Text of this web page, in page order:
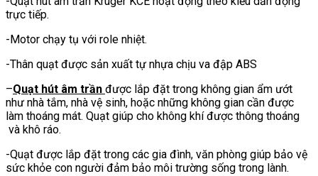
trực tiếp.
-Motor chạy tụ với role nhiệt.
-Thân quạt được sản xuất tự nhựa chịu va đập ABS
–Quạt hút âm trần được lắp đặt trong không gian ẩm ướt
như nhà tắm, nhà vệ sinh, hoặc những không gian cần được
làm thoáng mát. Quạt giúp cho không khí được thông thoáng
và khô ráo.
-Quạt được lắp đặt trong các gia đình, văn phòng giúp bảo vệ
sức khỏe con người đảm bảo môi trường sống trong lành.